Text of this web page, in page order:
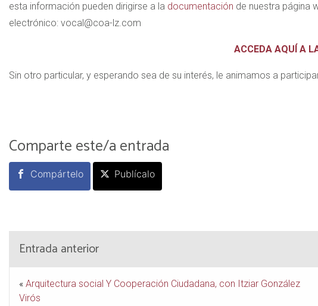
esta información pueden dirigirse a la documentación de nuestra página
electrónico: vocal@coa-lz.com
ACCEDA AQUÍ A
Sin otro particular, y esperando sea de su interés, le animamos a
Comparte este/a entrada
Compártelo Publícalo
Entrada anterior
« Arquitectura social Y Cooperación Ciudadana, con Itziar González
Virós